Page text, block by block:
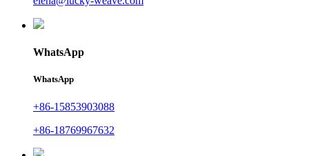
WhatsApp
WhatsApp
+86-15853903088
+86-18769967632